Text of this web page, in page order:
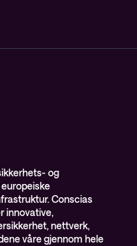
og
Conscias
innovative,
nettverk,
våre gjennom hele